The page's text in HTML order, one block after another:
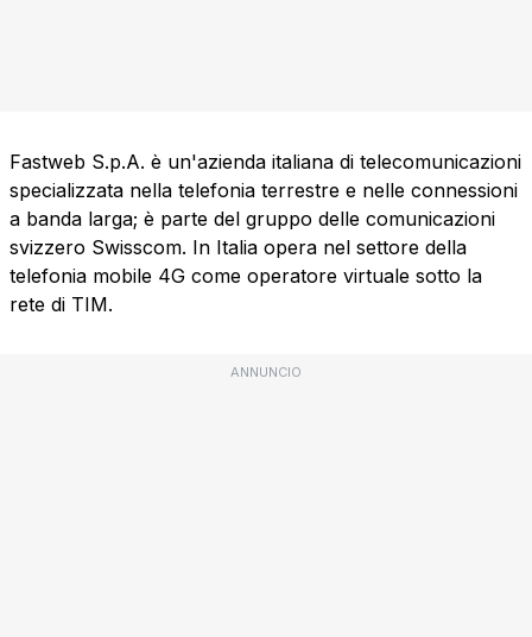
Fastweb S.p.A. è un'azienda italiana di telecomunicazioni
specializzata nella telefonia terrestre e nelle connessioni
a banda larga; è parte del gruppo delle comunicazioni
svizzero Swisscom. In Italia opera nel settore della
telefonia mobile 4G come operatore virtuale sotto la
rete di TIM.
ANNUNCIO